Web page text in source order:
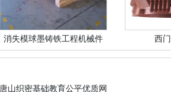
消失模球墨铸铁工程机械件 西
唐山织密基础教育公平优质网